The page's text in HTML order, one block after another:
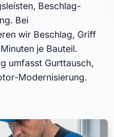
Beschlag-
Bei
wir Beschlag, Griff
je Bauteil.
umfasst Gurttausch,
Modernisierung.